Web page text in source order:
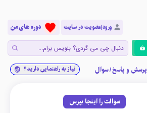
ورود|عضویت در سایت دوره های من
پرسش و پاسخ/سوال نیاز به راهنمایی دارید؟
سوالت را اینجا بپرس